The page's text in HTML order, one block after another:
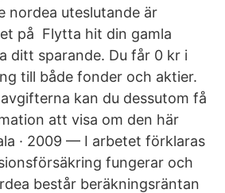
nordea uteslutande är
på Flytta hit din gamla
ditt sparande. Du får 0 kr i
till både fonder och aktier.
kan du dessutom få
att visa om den här
· 2009 — I arbetet förklaras
fungerar och
består beräkningsräntan